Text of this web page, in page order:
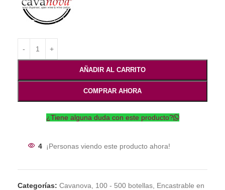
AÑADIR AL CARRITO
COMPRAR AHORA
¿Tiene alguna duda con este producto?
4 ¡Personas viendo este producto ahora!
Categorías: Cavanova 100 - 500 botellas Encastrable en